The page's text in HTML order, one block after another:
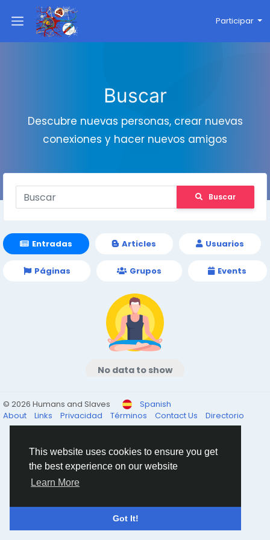
This website uses cookies to ensure you get
the best experience on our website
Learn More
Got It!
Participar
Buscar
Descubre nuevas personas, crear nuevas
conexiones y hacer nuevos amigos
Buscar
Entradas Articles Usuarios
Páginas Grupos Events
No data to show
© 2026 Humans and Slaves
Spanish
About
Links Privacidad Términos Contact Us Directorio